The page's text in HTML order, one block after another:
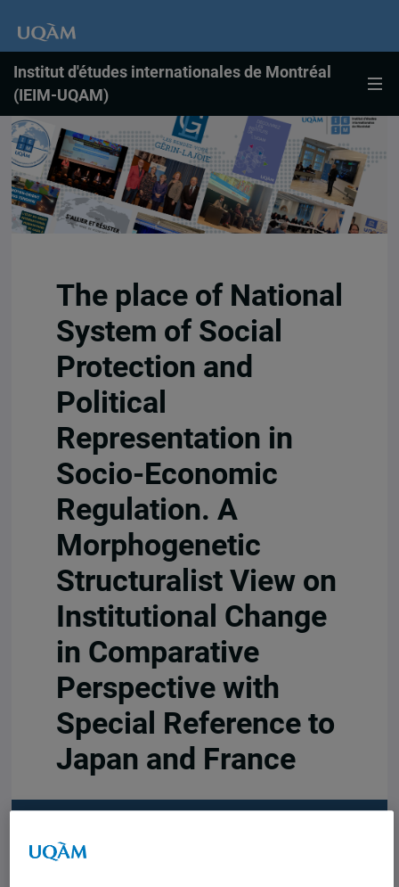
Institut d'études internationales de Montréal
(IEIM-UQAM)
The place of National
System of Social
Protection and
Political
Representation in
Socio-Economic
Regulation. A
Morphogenetic
Structuralist View on
Institutional Change
in Comparative
Perspective with
Special Reference to
Japan and France